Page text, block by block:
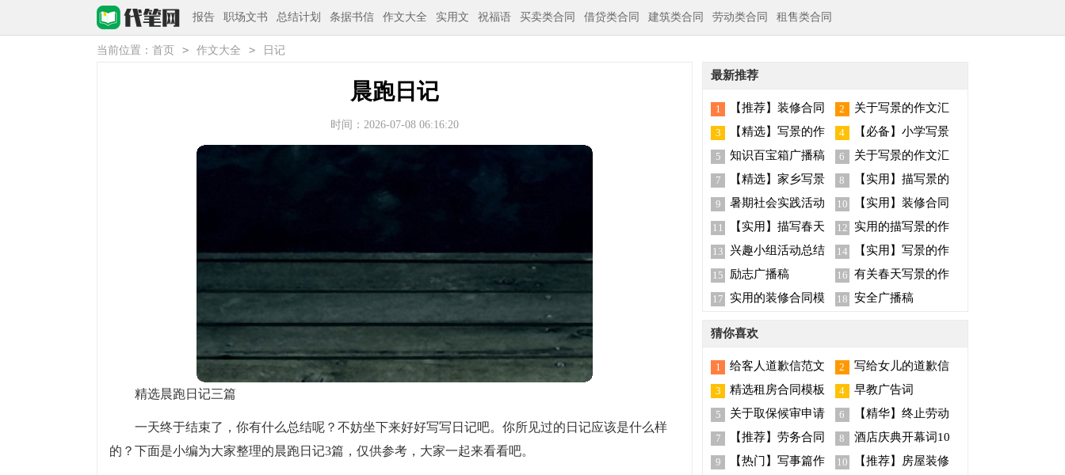
报告 职场文书 总结计划 条据书信 作文大全 实用文 祝福语 买卖类合同 借贷类合同 建筑类合同 劳动类合同 租售类合同
当前位置： 首页 > 作文大全 > 日记
晨跑日记
时间：2026-07-08 06:16:20
精选晨跑日记三篇
一天终于结束了，你有什么总结呢？不妨坐下来好好写写日记吧。你所见过的日记应该是什么样
的？下面是小编为大家整理的晨跑日记3篇，仅供参考，大家一起来看看吧。
最新推荐
1
【推荐】装修合同
范文集锦9篇
2
关于写景的作文汇
总九篇
3
【精选】写景的作
文汇总七篇
4
【必备】小学写景
作文四篇
5 知识百宝箱广播稿 6
关于写景的作文汇
总8篇
7
【精选】家乡写景
的作文八篇
8
【实用】描写景的
作文300字九篇
9
暑期社会实践活动
总结
10
【实用】装修合同
范文汇总5篇
11
【实用】描写春天
写景的作文合集7篇
12 实用的描写景的作
文汇总6篇
13 兴趣小组活动总结 14
【实用】写景的作
文汇编7篇
15 励志广播稿 16 有关春天写景的作
文六篇
17 实用的装修合同模
18 安全广播稿
猜你喜欢
1
给客人道歉信范文
汇编6篇
2
写给女儿的道歉信
(10篇)
3
精选租房合同模板
合集7篇
4 早教广告词
5
关于取保候审申请
书4篇
6
【精华】终止劳动
合同模板汇编6篇
7
【推荐】劳务合同
范文锦集6篇
8
酒店庆典开幕词10
篇
9
【热门】写事篇作
10
【推荐】房屋装修